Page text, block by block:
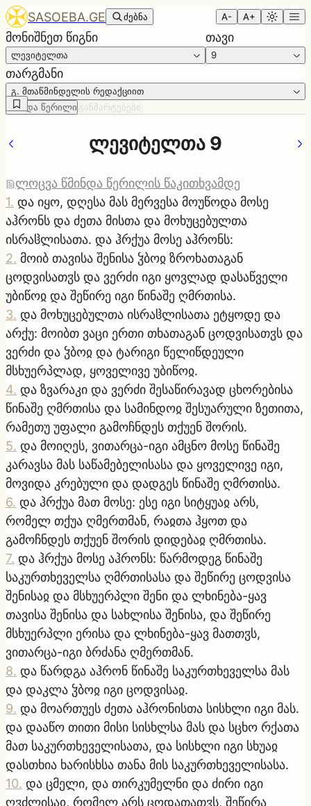
SASOEBA.GE ძებნა A- A+
მონიშნეთ წიგნი
ლევიტელთა
თავი
9
თარგმანი
გ. მთაწმინდელის რედაქციით
წმინდა წერილი განმარტებები
ლევიტელთა 9
ლოცვა წმინდა წერილის წაკითხვამდე
1. და იყო, დღესა მას მერვესა მოუწოდა მოსე
აჰრონს და ძეთა მისთა და მოხუცებულთა
ისრაჱლისათა. და ჰრქუა მოსე აჰრონს:
2. მოიბ თავისა შენისა ჴბოჲ ზროხათაგან
ცოდვისათჳს და ვერძი იგი ყოვლად დასაწველი
უბიწოჲ და შეწირე იგი წინაშე ღმრთისა.
3. და მოხუცებულთა ისრაჱლისათა ეტყოდე და
არქუ: მოიბთ ვაცი ერთი თხათაგან ცოდვისათჳს და
ვერძი და ჴბოჲ და ტარიგი წელიწდეული
მსხუერპლად, ყოველივე უბიწოჲ.
4. და ზვარაკი და ვერძი შესაწირავად ცხორებისა
წინაშე ღმრთისა და სამინდოჲ შესუარული ზეთითა,
რამეთუ უფალი გამოჩნდეს თქუენ შორის.
5. და მოიღეს, ვითარცა-იგი ამცნო მოსე წინაშე
კარავსა მას საწამებელისასა და ყოველივე იგი,
მოვიდა კრებული და დადგეს წინაშე ღმრთისა.
6. და ჰრქუა მათ მოსე: ესე იგი სიტყუაჲ არს,
რომელ თქუა ღმერთმან, რაჲთა ჰყოთ და
გამოჩნდეს თქუენ შორის დიდებაჲ ღმრთისა.
7. და ჰრქუა მოსე აჰრონს: წარმოდეგ წინაშე
საკურთხეველსა ღმრთისასა და შეწირე ცოდვისა
შენისაჲ და მსხუერპლი შენი და ლხინება-ყავ
თავისა შენისა და სახლისა შენისა, და შეწირე
მსხუერპლი ერისა და ლხინება-ყავ მათთჳს,
ვითარცა-იგი ბრძანა ღმერთმან.
8. და წარდგა აჰრონ წინაშე საკურთხეველსა მას
და დაკლა ჴბოჲ იგი ცოდვისაჲ.
9. და მოართუეს ძეთა აჰრონისთა სისხლი იგი მას.
და დააწო თითი მისი სისხლსა მას და სცხო რქათა
მათ საკურთხეველისათა, და სისხლი იგი სხუაჲ
დასთხია ხარისხსა თანა მის საკურთხეველისასა.
10. და ცმელი, და თირკუმელნი და ძირი იგი
ღჳძლისაჲ, რომელ არს ცოდათათჳს, შეწირა